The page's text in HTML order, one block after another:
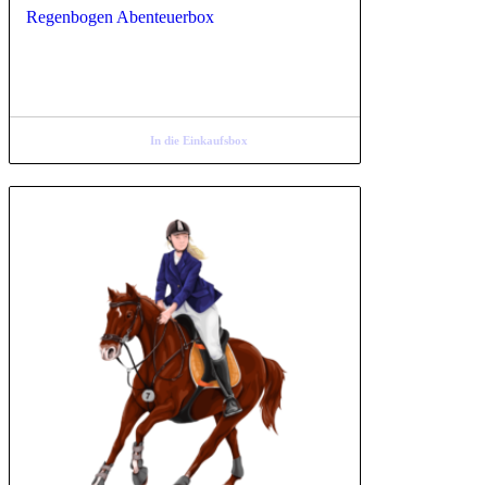
5.00
Regenbogen Abenteuerbox
In die Einkaufsbox